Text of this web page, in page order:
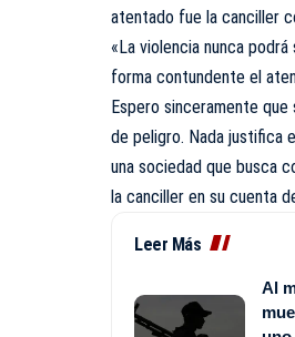
atentado fue la canciller
«La violencia nunca
forma contundente el
Espero sinceramente
de peligro. Nada justifica
una sociedad que busca
la canciller en su cuenta
Leer Más
Al